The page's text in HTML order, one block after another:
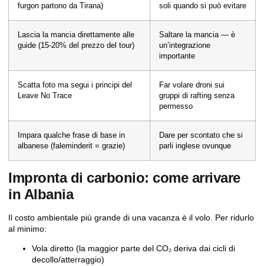
furgon partono da Tirana)
soli quando si può evitare
Lascia la mancia direttamente alle
guide (15-20% del prezzo del tour)
Saltare la mancia — è
un’integrazione
importante
Scatta foto ma segui i principi del
Leave No Trace
Far volare droni sui
gruppi di rafting senza
permesso
Impara qualche frase di base in
albanese (faleminderit = grazie)
Dare per scontato che si
parli inglese ovunque
Impronta di carbonio: come arrivare
in Albania
Il costo ambientale più grande di una vacanza è il volo. Per ridurlo
al minimo:
Vola diretto (la maggior parte del CO₂ deriva dai cicli di
decollo/atterraggio)